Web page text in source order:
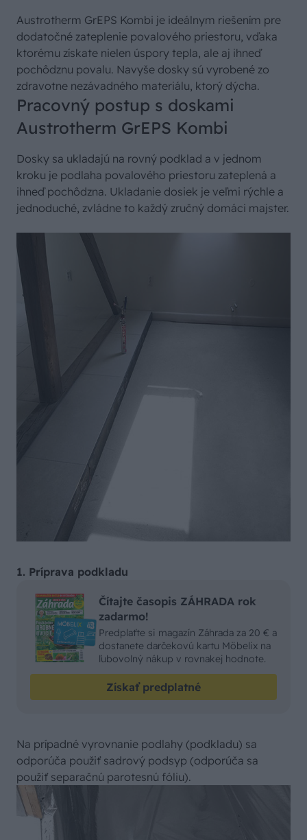
Austrotherm GrEPS Kombi je ideálnym riešením pre
dodatočné zateplenie povalového priestoru, vďaka
ktorému získate nielen úspory tepla, ale aj ihneď
pochôdznu povalu. Navyše dosky sú vyrobené zo
zdravotne nezávadného materiálu, ktorý dýcha.
Pracovný postup s doskami
Austrotherm GrEPS Kombi
Dosky sa ukladajú na rovný podklad a v jednom
kroku je podlaha povalového priestoru zateplená a
ihneď pochôdzna. Ukladanie dosiek je veľmi rýchle a
jednoduché, zvládne to každý zručný domáci majster.
1. Príprava podkladu
Čítajte časopis ZÁHRADA rok
zadarmo!
Predplaťte si magazín Záhrada za 20 € a
dostanete darčekovú kartu Möbelix na
ľubovolný nákup v rovnakej hodnote.
Získať predplatné
Na prípadné vyrovnanie podlahy (podkladu) sa
odporúča použiť sadrový podsyp (odporúča sa
použiť separačnú parotesnú fóliu).